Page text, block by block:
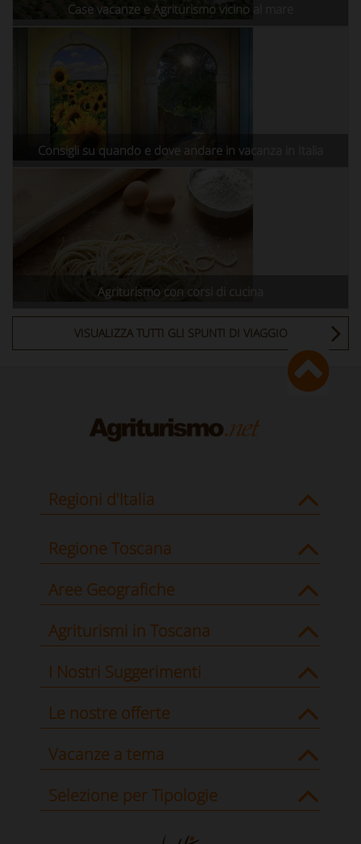
Case vacanze e Agriturismo vicino al mare
Consigli su quando e dove andare in vacanza in Italia
Agriturismo con corsi di cucina
VISUALIZZA TUTTI GLI SPUNTI DI VIAGGIO
Regioni d'Italia
Regione Toscana
Aree Geografiche
Agriturismi in Toscana
I Nostri Suggerimenti
Le nostre offerte
Vacanze a tema
Selezione per Tipologie